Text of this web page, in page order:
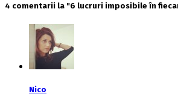
4 comentarii la "6 lucruri imposibile în
Nico